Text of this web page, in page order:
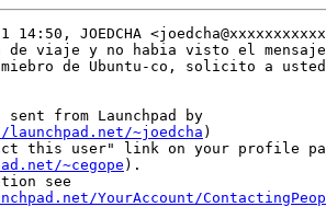
14:50, JOEDCHA
de viaje y no habia visto el
miebro de Ubuntu-co, solicito a
sent from Launchpad by
~joedcha)
this user" link on your profile
~cegope ).
see
YourAccount/